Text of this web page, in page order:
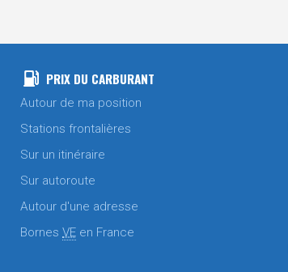
PRIX DU CARBURANT
Autour de ma position
Stations frontalières
Sur un itinéraire
Sur autoroute
Autour d'une adresse
Bornes VE en France